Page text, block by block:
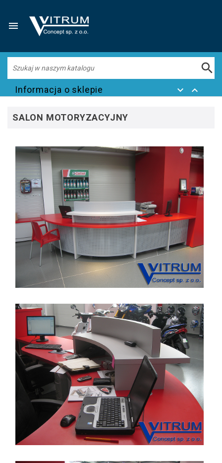


Informacja o sklepie  
SALON MOTORYZACYJNY